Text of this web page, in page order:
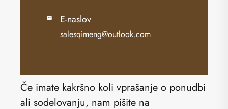
 E-naslov
salesqimeng@outlook.com
Če imate kakršno koli vprašanje o ponudbi
ali sodelovanju, nam pišite na